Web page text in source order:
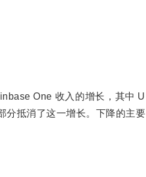
One 收入的增长，其中 U
分抵消了这一增长。下降的主要